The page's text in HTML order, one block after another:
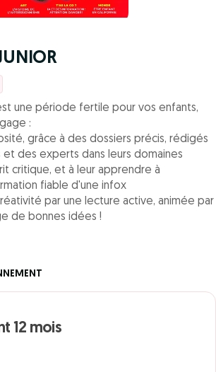
une période fertile pour vos enfants,
:
grâce à des dossiers précis, rédigés
des experts dans leurs domaines
critique, et à leur apprendre à
fiable d'une infox
par une lecture active, animée par
de bonnes idées !
12 mois